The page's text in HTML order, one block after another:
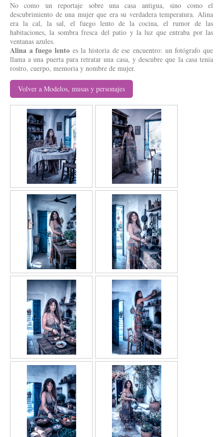
No como un reportaje sobre una casa antigua, sino como el
descubrimiento de una mujer que era su verdadera temperatura. Alina
era la cal, la sal, el fuego lento de la cocina, el rumor de las
habitaciones, la sombra fresca del patio y la luz que entraba por las
ventanas azules.
Alina a fuego lento es la historia de ese encuentro: un fotógrafo que
llama a una puerta para retratar una casa, y descubre que la casa tenía
rostro, cuerpo, memoria y nombre de mujer.
Volver a Modelos, musas y personajes